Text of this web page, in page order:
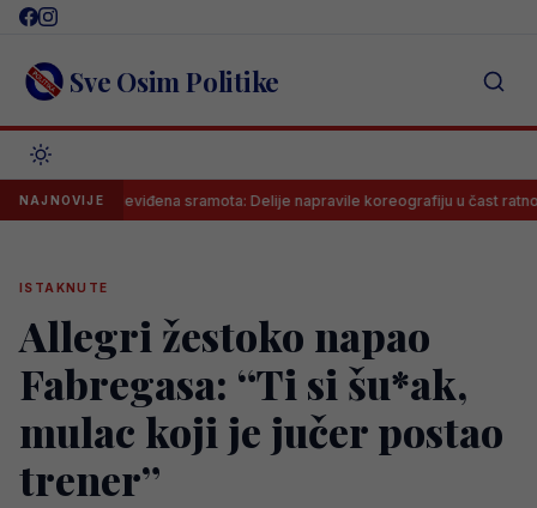
Skip
content Sve Osim Politike
NAJNOVIJE
Neviđena sramota: Delije napravile koreografiju u čast ratnog
ISTAKNUTE
Allegri žestoko napao
Fabregasa: “Ti si šu*ak,
mulac koji je jučer postao
trener”